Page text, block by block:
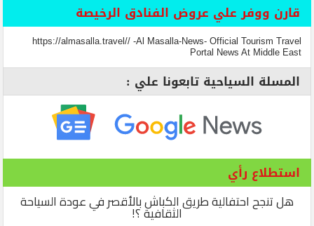
قارن ووفر علي عروض الفنادق الرخيصة
https://almasalla.travel// -Al Masalla-News- Official Tourism Travel
Portal News At Middle East
المسلة السياحية تابعونا علي :
استطلاع رأي
هل تنجح احتفالية طريق الكباش بالأقصر في عودة السياحة
الثقافية ؟!